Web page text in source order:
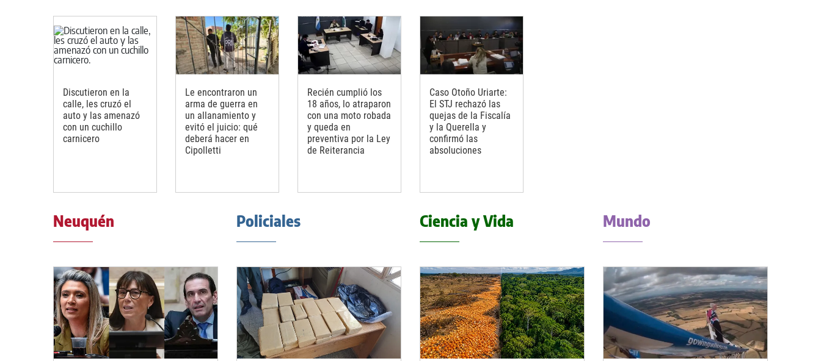
Discutieron en la
calle, les cruzó el
auto y las amenazó
con un cuchillo
carnicero
Le encontraron un
arma de guerra en
un allanamiento y
evitó el juicio: qué
deberá hacer en
Cipolletti
Recién cumplió los
18 años, lo atraparon
con una moto robada
y queda en
preventiva por la Ley
de Reiterancia
Caso Otoño Uriarte:
El STJ rechazó las
quejas de la Fiscalía
y la Querella y
confirmó las
absoluciones
Neuquén Policiales Ciencia y Vida Mundo